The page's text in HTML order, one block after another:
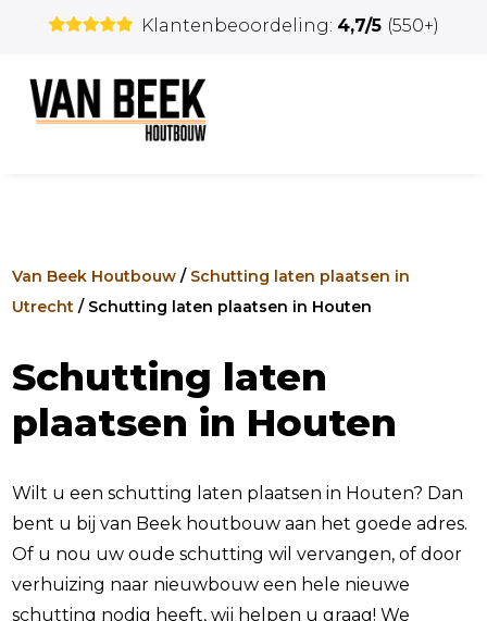
Klantenbeoordeling: 4,7/5 (550+)
Van Beek Houtbouw / Schutting laten plaatsen in
Utrecht / Schutting laten plaatsen in Houten
Schutting laten
plaatsen in Houten
Wilt u een schutting laten plaatsen in Houten? Dan
bent u bij van Beek houtbouw aan het goede adres.
Of u nou uw oude schutting wil vervangen, of door
verhuizing naar nieuwbouw een hele nieuwe
schutting nodig heeft, wij helpen u graag! We